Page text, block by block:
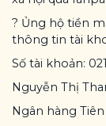
? Ủng hộ tiền
thông tin tài
Số tài khoản:
Nguyễn Thị
Ngân hàng